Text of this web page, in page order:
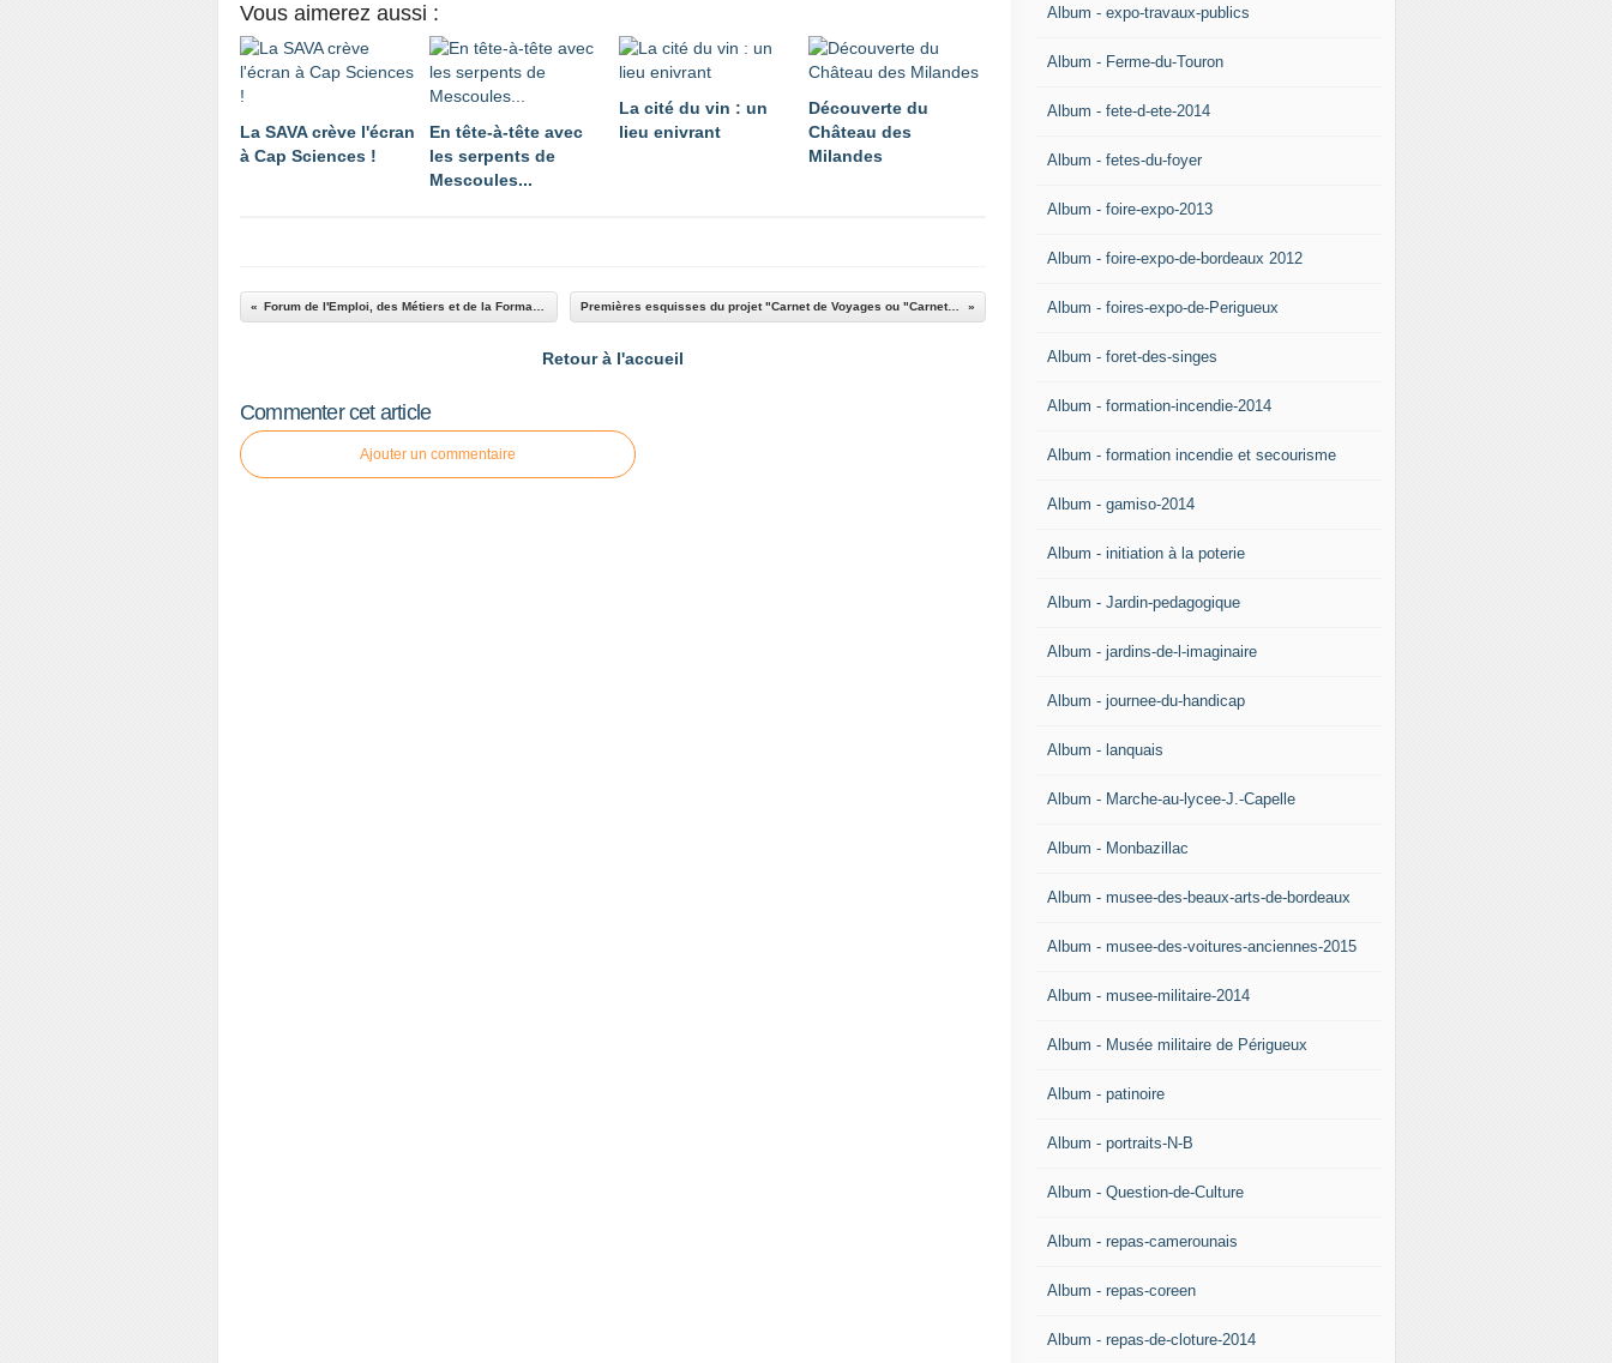
Vous aimerez aussi :
La SAVA crève l'écran
à Cap Sciences !
En tête-à-tête avec
les serpents de
Mescoules...
La cité du vin : un
lieu enivrant
Découverte du
Château des
Milandes
Premières esquisses du projet "Carnet de Voyages ou "Carnet de Routes"
Retour à l'accueil
Commenter cet article
Ajouter un commentaire
Album - expo-travaux-publics
Album - Ferme-du-Touron
Album - fete-d-ete-2014
Album - fetes-du-foyer
Album - foire-expo-2013
Album - foire-expo-de-bordeaux 2012
Album - foires-expo-de-Perigueux
Album - foret-des-singes
Album - formation-incendie-2014
Album - formation incendie et secourisme
Album - gamiso-2014
Album - initiation à la poterie
Album - Jardin-pedagogique
Album - jardins-de-l-imaginaire
Album - journee-du-handicap
Album - lanquais
Album - Marche-au-lycee-J.-Capelle
Album - Monbazillac
Album - musee-des-beaux-arts-de-bordeaux
Album - musee-des-voitures-anciennes-2015
Album - musee-militaire-2014
Album - Musée militaire de Périgueux
Album - patinoire
Album - portraits-N-B
Album - Question-de-Culture
Album - repas-camerounais
Album - repas-coreen
Album - repas-de-cloture-2014